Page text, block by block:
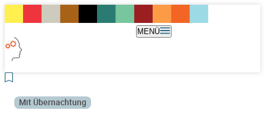
MENÜ
Mit Übernachtung